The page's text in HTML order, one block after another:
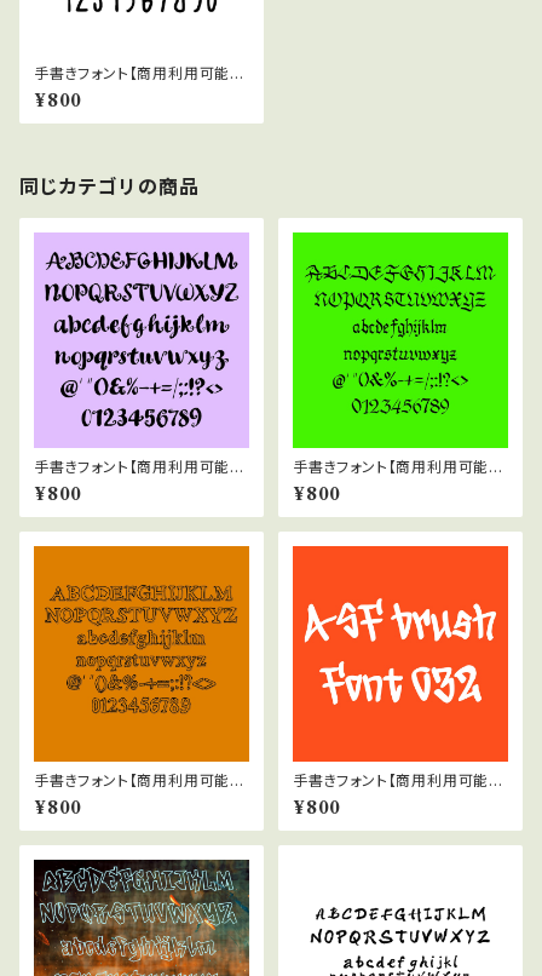
手書きフォント【商用利用可能】0
27
¥800
同じカテゴリの商品
手書きフォント【商用利用可能】0
42
¥800
手書きフォント【商用利用可能】0
37
¥800
手書きフォント【商用利用可能】0
47
¥800
手書きフォント【商用利用可能】0
32
¥800